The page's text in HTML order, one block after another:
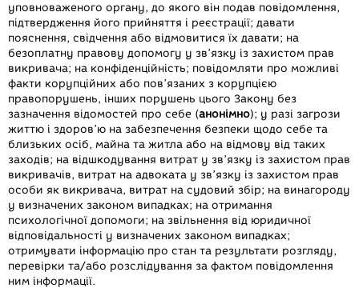
уповноваженого органу, до якого він подав повідомлення,
підтвердження його прийняття і реєстрації; давати
пояснення, свідчення або відмовитися їх давати; на
безоплатну правову допомогу у зв’язку із захистом прав
викривача; на конфіденційність; повідомляти про можливі
факти корупційних або пов’язаних з корупцією
правопорушень, інших порушень цього Закону без
зазначення відомостей про себе (анонімно); у разі загрози
життю і здоров’ю на забезпечення безпеки щодо себе та
близьких осіб, майна та житла або на відмову від таких
заходів; на відшкодування витрат у зв’язку із захистом прав
викривачів, витрат на адвоката у зв’язку із захистом прав
особи як викривача, витрат на судовий збір; на винагороду
у визначених законом випадках; на отримання
психологічної допомоги; на звільнення від юридичної
відповідальності у визначених законом випадках;
отримувати інформацію про стан та результати розгляду,
перевірки та/або розслідування за фактом повідомлення
ним інформації.